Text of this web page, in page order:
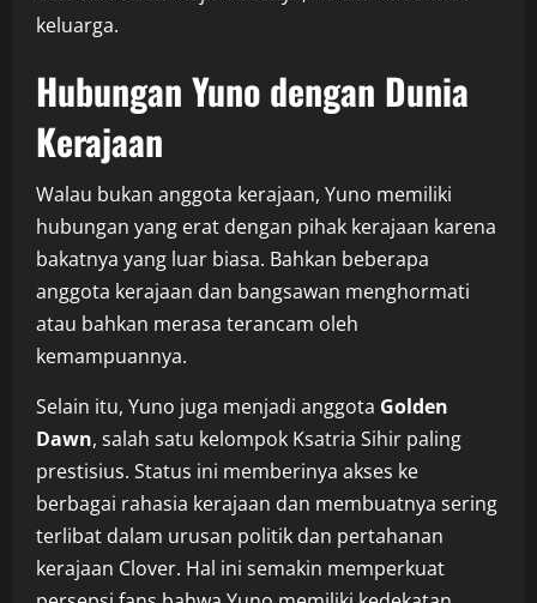
keluarga.
Hubungan Yuno dengan Dunia
Kerajaan
Walau bukan anggota kerajaan, Yuno memiliki
hubungan yang erat dengan pihak kerajaan karena
bakatnya yang luar biasa. Bahkan beberapa
anggota kerajaan dan bangsawan menghormati
atau bahkan merasa terancam oleh
kemampuannya.
Selain itu, Yuno juga menjadi anggota Golden
Dawn, salah satu kelompok Ksatria Sihir paling
prestisius. Status ini memberinya akses ke
berbagai rahasia kerajaan dan membuatnya sering
terlibat dalam urusan politik dan pertahanan
kerajaan Clover. Hal ini semakin memperkuat